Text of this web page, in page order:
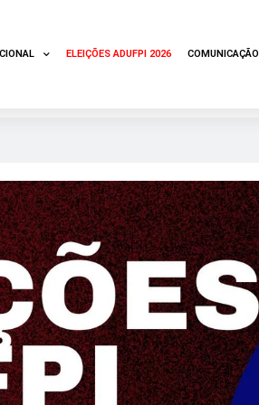
ELEIÇÕES ADUFPI 2026 COMUNICAÇÃO